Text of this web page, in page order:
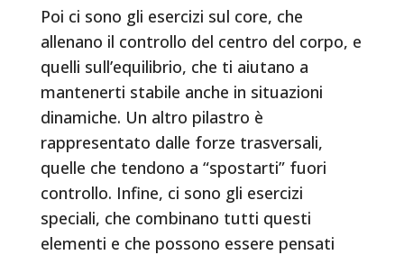
Poi ci sono gli esercizi sul core, che
allenano il controllo del centro del corpo, e
quelli sull’equilibrio, che ti aiutano a
mantenerti stabile anche in situazioni
dinamiche. Un altro pilastro è
rappresentato dalle forze trasversali,
quelle che tendono a “spostarti” fuori
controllo. Infine, ci sono gli esercizi
speciali, che combinano tutti questi
elementi e che possono essere pensati